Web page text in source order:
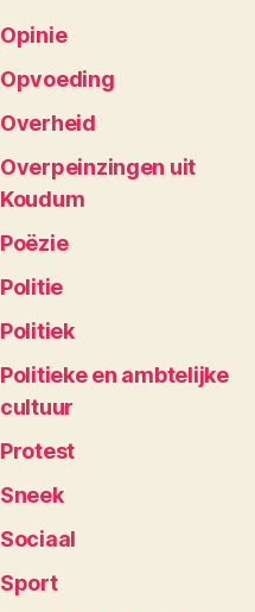
Opinie
Opvoeding
Overheid
Overpeinzingen uit
Koudum
Poëzie
Politie
Politiek
Politieke en ambtelijke
cultuur
Protest
Sneek
Sociaal
Sport